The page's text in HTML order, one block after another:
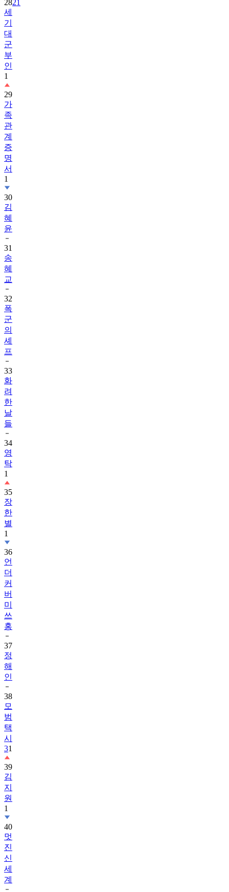
2821
세
기
대
군
부
인
1
29
가
족
관
계
증
명
서
1
30
김
혜
윤
31
송
혜
교
32
폭
군
의
셰
프
33
화
려
한
날
들
34
영
탁
1
35
장
한
별
1
36
언
더
커
버
미
쓰
홍
37
정
해
인
38
모
범
택
시
31
39
김
지
원
1
40
멋
진
신
세
계